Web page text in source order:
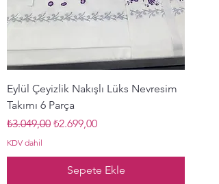
Eylül Çeyizlik Nakışlı Lüks Nevresim
Takımı 6 Parça
Normal Fiyat
₺3.049,00 İndirimli Fiyat
₺2.699,00
KDV dahil
Sepete Ekle